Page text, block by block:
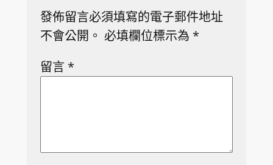
發佈留言必須填寫的電子郵件地址
不會公開。 必填欄位標示為 *
留言 *